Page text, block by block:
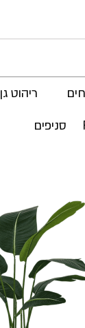
ריהוט גן
סניפים